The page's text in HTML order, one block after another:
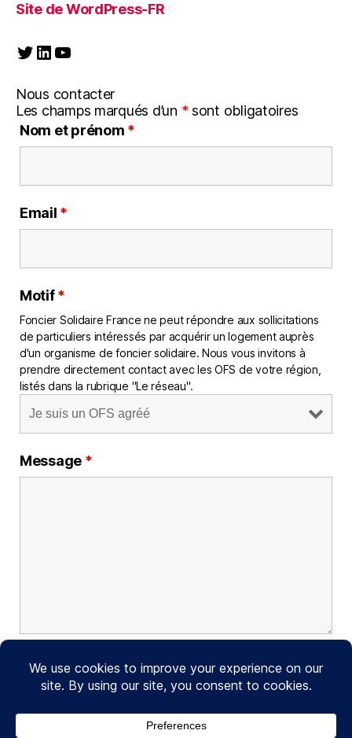
Site de WordPress-FR
Twitter
LinkedIn
YouTube
Nous contacter
Les champs marqués d’un *sont obligatoires
Nom et prénom *
Email *
Motif*
Foncier Solidaire France ne peut répondre aux sollicitations
de particuliers intéressés par acquérir un logement auprès
d'un organisme de foncier solidaire. Nous vous invitons à
prendre directement contact avec les OFS de votre région,
listés dans la rubrique "Le réseau".
Message *